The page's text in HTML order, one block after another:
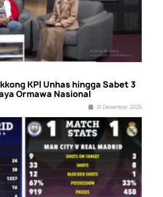
KPI Unhas hingga Sabet 3
Ormawa Nasional
21 Desember, 2025